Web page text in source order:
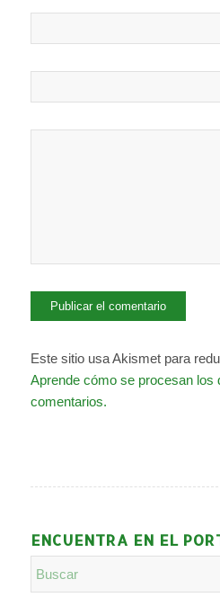
Este sitio usa Akismet para
Aprende cómo se procesan los
comentarios.
ENCUENTRA EN EL